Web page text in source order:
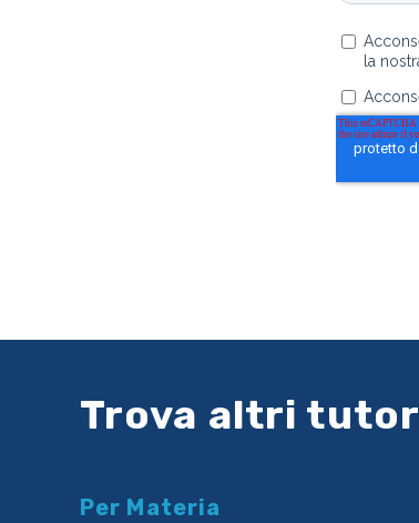
Trova altri tutor
Per Materia